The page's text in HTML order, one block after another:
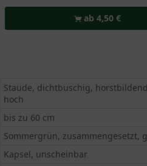
ab 4,50 €
Staude, dichtbuschig,
hoch
bis zu 60 cm
Sommergrün, zusammengesetzt,
Kapsel, unscheinbar